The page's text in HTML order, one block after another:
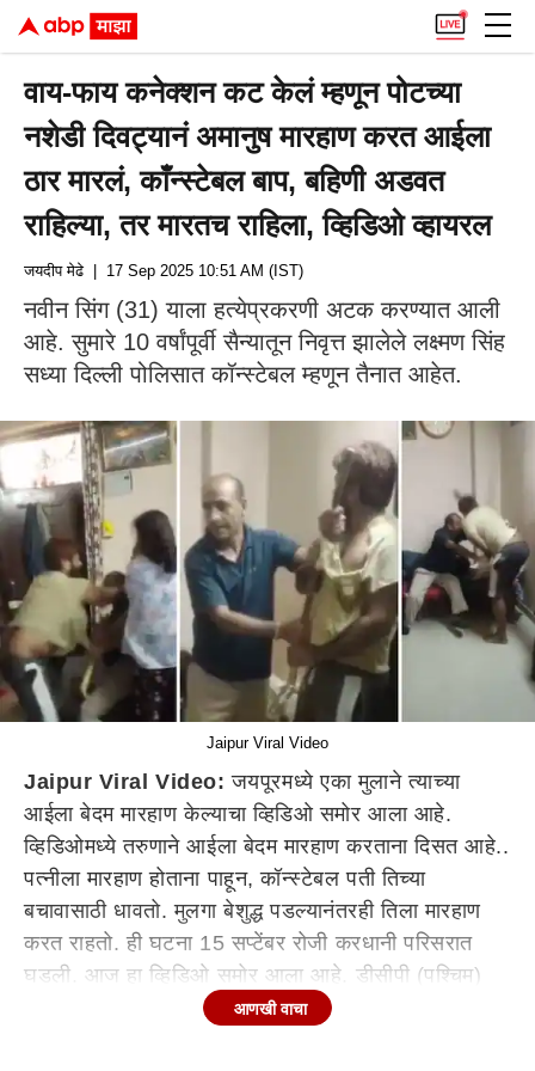
वाय-फाय कनेक्शन कट केलं म्हणून पोटच्या
नशेडी दिवट्यानं अमानुष मारहाण करत आईला
ठार मारलं, काँन्स्टेबल बाप, बहिणी अडवत
राहिल्या, तर मारतच राहिला, व्हिडिओ व्हायरल
जयदीप मेढे| 17 Sep 2025 10:51 AM (IST)
नवीन सिंग (31) याला हत्येप्रकरणी अटक करण्यात आली
आहे. सुमारे 10 वर्षांपूर्वी सैन्यातून निवृत्त झालेले लक्ष्मण सिंह
सध्या दिल्ली पोलिसात कॉन्स्टेबल म्हणून तैनात आहेत.
Jaipur Viral Video
Jaipur Viral Video:जयपूरमध्ये एका मुलाने त्याच्या
आईला बेदम मारहाण केल्याचा व्हिडिओ समोर आला आहे.
व्हिडिओमध्ये तरुणाने आईला बेदम मारहाण करताना दिसत आहे..
पत्नीला मारहाण होताना पाहून, कॉन्स्टेबल पती तिच्या
बचावासाठी धावतो. मुलगा बेशुद्ध पडल्यानंतरही तिला मारहाण
करत राहतो. ही घटना 15 सप्टेंबर रोजी करधानी परिसरात
घडली. आज हा व्हिडिओ समोर आला आहे. डीसीपी (पश्चिम)
हनुमान प्रसाद यांनी सांगितले की, हरियाणातील महेंद्रगड
आणखी वाचा